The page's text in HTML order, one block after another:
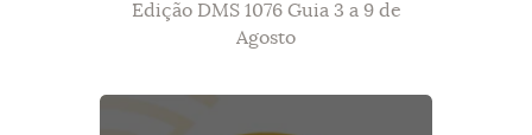
Edição DMS 1076 Guia 3 a 9 de
Agosto